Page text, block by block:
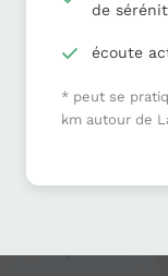
de
écoute
* peut se
km autour de